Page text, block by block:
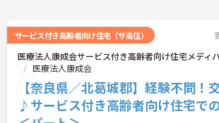
サービス付き高齢者向け住宅（サ高住）
医療法人康成会サービス付き高齢者向け住宅メディ
医療法人康成会
【奈良県／北葛城郡】経験不問！
♪サービス付き高齢者向け住宅で